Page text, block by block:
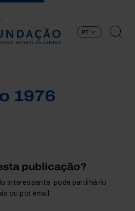
PT
1976
publicação?
interessante, pode partilhá-lo
ou por email.